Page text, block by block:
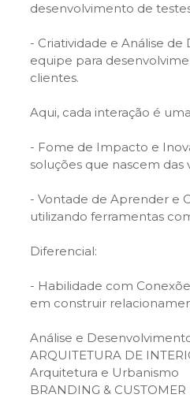
desenvolvimento de
- Criatividade e Análise
equipe para
clientes.
Aqui, cada interação é
- Fome de Impacto e
soluções que nascem
- Vontade de Aprender e
utilizando ferramentas
Diferencial:
- Habilidade com
em construir
Análise e
ARQUITETURA DE
Arquitetura e Urbanismo
BRANDING & CUSTOMER